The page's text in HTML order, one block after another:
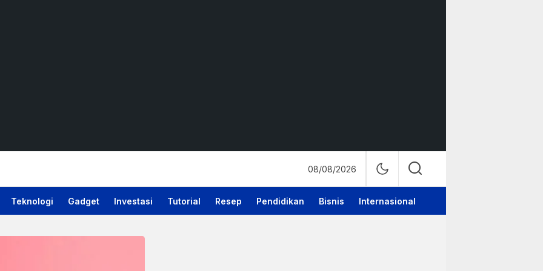
08/08/2026
Teknologi Gadget Investasi Tutorial Resep Pendidikan Bisnis Internasional